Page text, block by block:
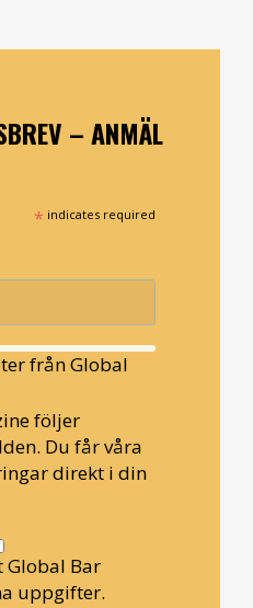
– ANMÄL
* indicates required
från Global
följer
Du får våra
direkt i din
Global Bar
uppgifter.